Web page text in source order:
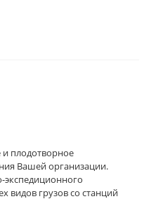
плодотворное
Вашей организации.
экспедиционного
видов грузов со станций